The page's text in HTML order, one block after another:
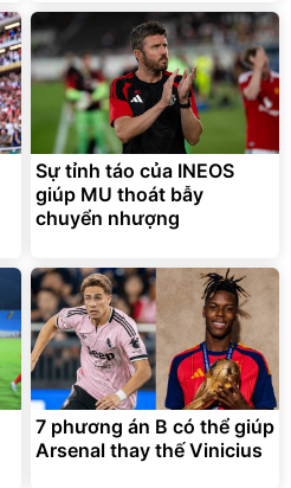
Sự tỉnh táo của INEOS
giúp MU thoát bẫy
chuyển nhượng
7 phương án B có thể giúp
Arsenal thay thế Vinicius